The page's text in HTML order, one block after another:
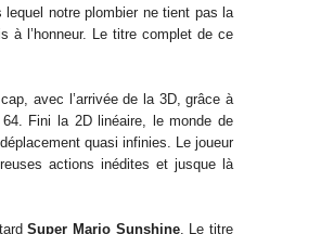
lequel notre plombier ne tient pas la
à l’honneur. Le titre complet de ce
avec l’arrivée de la 3D, grâce à
Fini la 2D linéaire, le monde de
quasi infinies. Le joueur
actions inédites et jusque là
Super Mario Sunshine. Le titre